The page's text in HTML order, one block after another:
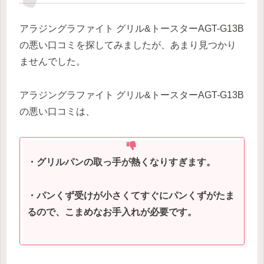
アラジングラファイト グリル&トースターAGT-G13B
の悪い口コミを探してみましたが、あまり見つかり
ませんでした。
アラジングラファイト グリル&トースターAGT-G13B
の悪い口コミは、
・グリルパンの取っ手が熱くなりすぎます。
・パンくず受けが小さくてすぐにパンくずがたま
るので、こまめなお手入れが必要です。